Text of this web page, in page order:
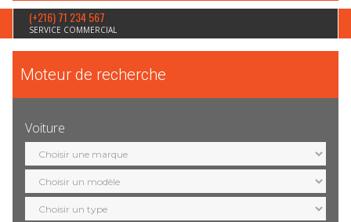
(+216) 71 234 567
SERVICE COMMERCIAL
Moteur de recherche
Voiture
Sélection
marque
Sélection
modèle
Sélection
motorisation